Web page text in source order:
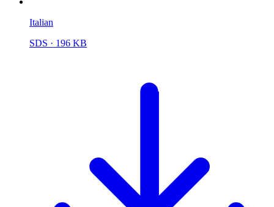
Italian
SDS · 196 KB